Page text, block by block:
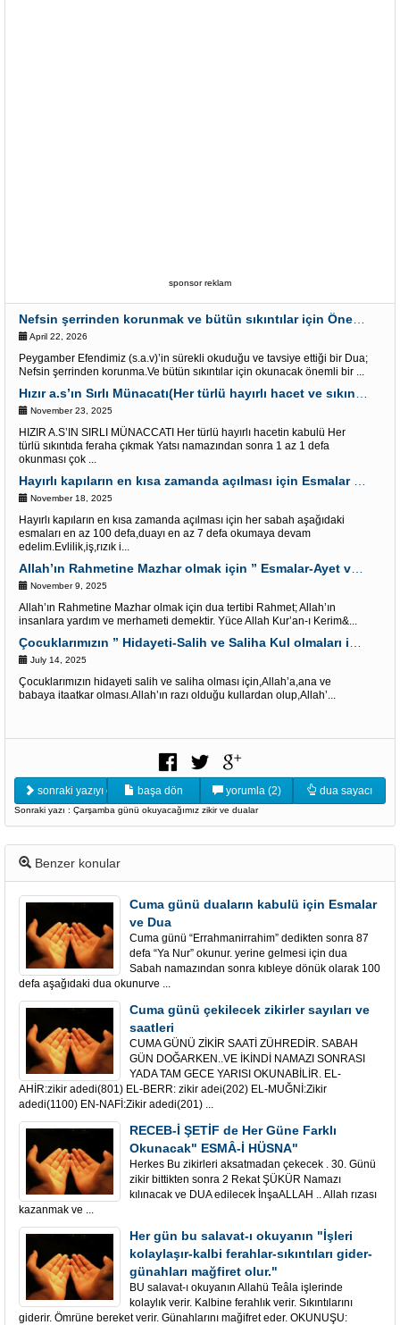
sponsor reklam
April 22, 2026
Peygamber Efendimiz (s.a.v)’in sürekli okuduğu ve tavsiye ettiği bir Dua;
Nefsin şerrinden korunma.Ve bütün sıkıntılar için okunacak önemli bir ...
November 23, 2025
HIZIR A.S’IN SIRLI MÜNACCATI Her türlü hayırlı hacetin kabulü Her
türlü sıkıntıda feraha çıkmak Yatsı namazından sonra 1 az 1 defa
okunması çok ...
November 18, 2025
Hayırlı kapıların en kısa zamanda açılması için her sabah aşağıdaki
esmaları en az 100 defa,duayı en az 7 defa okumaya devam
edelim.Evlilik,iş,rızık i...
November 9, 2025
Allah’ın Rahmetine Mazhar olmak için dua tertibi Rahmet; Allah’ın
insanlara yardım ve merhameti demektir. Yüce Allah Kur’an-ı Kerim&...
July 14, 2025
Çocuklarımızın hidayeti salih ve saliha olması için,Allah’a,ana ve
babaya itaatkar olması.Allah’ın razı olduğu kullardan olup,Allah’...
sonraki yazıyı oku başa dön yorumla (2) dua sayacı
Sonraki yazı : Çarşamba günü okuyacağımız zikir ve dualar
Benzer konular
Cuma günü duaların kabulü için Esmalar
ve Dua
Cuma günü “Errahmanirrahim” dedikten sonra 87
defa “Ya Nur” okunur. yerine gelmesi için dua
Sabah namazından sonra kıbleye dönük olarak 100
defa aşağıdaki dua okunurve ...
Cuma günü çekilecek zikirler sayıları ve
saatleri
CUMA GÜNÜ ZİKİR SAATİ ZÜHREDİR. SABAH
GÜN DOĞARKEN..VE İKİNDİ NAMAZI SONRASI
YADA TAM GECE YARISI OKUNABİLİR. EL-
AHİR:zikir adedi(801) EL-BERR: zikir adei(202) EL-MUĞNİ:Zikir
adedi(1100) EN-NAFİ:Zikir adedi(201) ...
RECEB-İ ŞETİF de Her Güne Farklı
Okunacak" ESMÂ-İ HÜSNA"
Herkes Bu zikirleri aksatmadan çekecek . 30. Günü
zikir bittikten sonra 2 Rekat ŞÜKÜR Namazı
kılınacak ve DUA edilecek İnşaALLAH .. Allah rızası
kazanmak ve ...
Her gün bu salavat-ı okuyanın "İşleri
kolaylaşır-kalbi ferahlar-sıkıntıları gider-
günahları mağfiret olur."
BU salavat-ı okuyanın Allahü Teâla işlerinde
kolaylık verir. Kalbine ferahlık verir. Sıkıntılarını
giderir. Ömrüne bereket verir. Günahlarını mağifret eder. OKUNUŞU: